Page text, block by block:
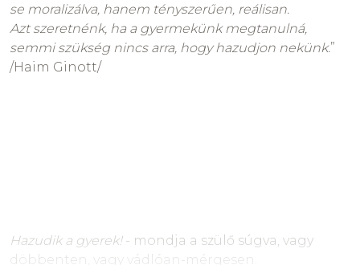
se moralizálva, hanem tényszerűen, reálisan.
Azt szeretnénk, ha a gyermekünk megtanulná,
semmi szükség nincs arra, hogy hazudjon nekünk.”
/Haim Ginott/
Hazudik a gyerek!- mondja a szülő súgva, vagy
döbbenten, vagy vádlóan-mérgesen.